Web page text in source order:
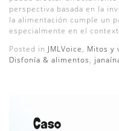
perspectiva basada en la
la alimentación cumple un
especialmente en el
Posted in JMLVoice, Mitos y
Disfonía & alimentos,